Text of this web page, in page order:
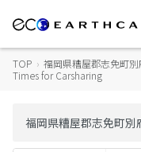
TOP › 福岡県糟屋郡志免町
Times for Carsharing